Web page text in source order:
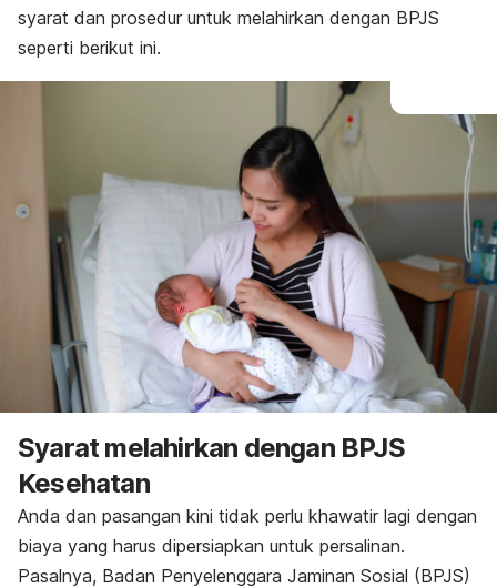
syarat dan prosedur untuk melahirkan dengan BPJS
seperti berikut ini.
Syarat melahirkan dengan BPJS
Kesehatan
Anda dan pasangan kini tidak perlu khawatir lagi dengan
biaya yang harus dipersiapkan untuk persalinan.
Pasalnya, Badan Penyelenggara Jaminan Sosial (BPJS)